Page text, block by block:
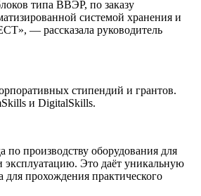
типа ВВЭР, по заказу
системой хранения и
— рассказала руководитель
стипендий и грантов.
и DigitalSkills.
производству оборудования для
Это даёт уникальную
для прохождения практического